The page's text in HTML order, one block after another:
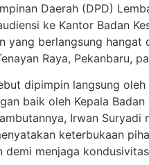
Daerah (DPD)
ke Kantor Badan
yang berlangsung
Raya, Pekanbaru,
dipimpin langsung oleh
baik oleh Kepala
Irwan
keterbukaan
demi menjaga